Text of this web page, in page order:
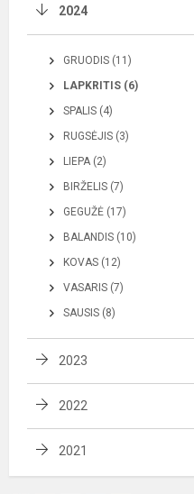
2024
GRUODIS (11)
LAPKRITIS (6)
SPALIS (4)
RUGSĖJIS (3)
LIEPA (2)
BIRŽELIS (7)
GEGUŽĖ (17)
BALANDIS (10)
KOVAS (12)
VASARIS (7)
SAUSIS (8)
2023
2022
2021